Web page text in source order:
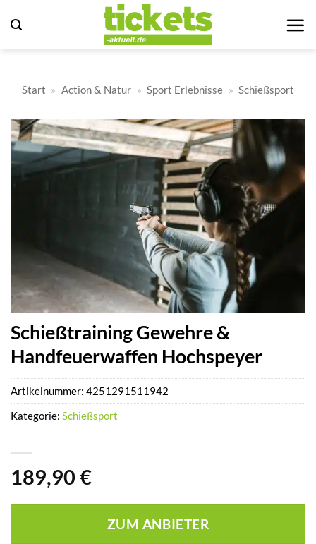
Inhalt
Start » Action & Natur » Sport Erlebnisse » Schießsport
Schießtraining Gewehre &
Handfeuerwaffen Hochspeyer
189,90 €
ZUM ANBIETER
Artikelnummer: 4251291511942
Kategorie: Schießsport